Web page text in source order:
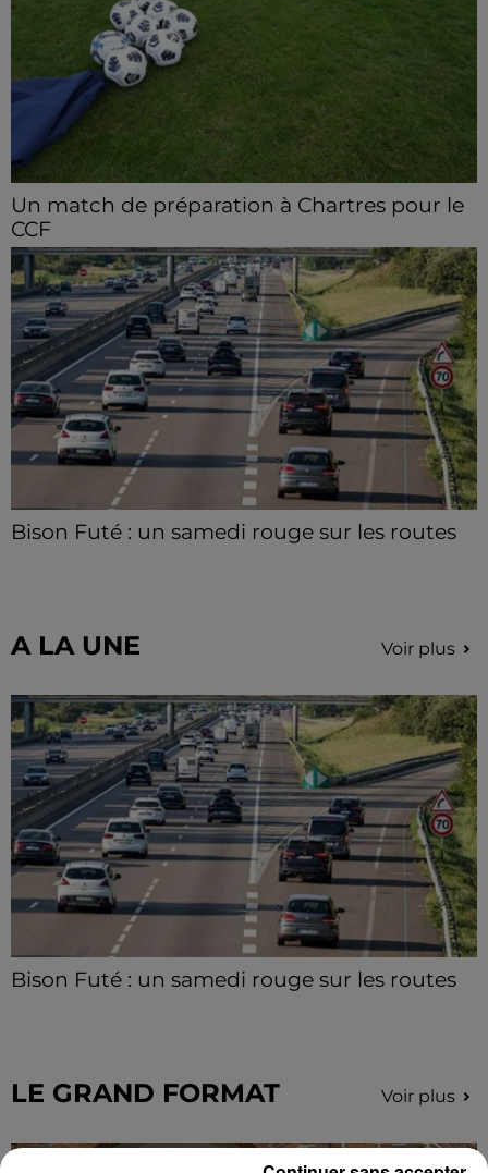
Un match de préparation à Chartres pour le
CCF
Le C'Chartres Football reçoit, samedi 8 août les U19
Nationaux de l’US Orléans.
Bison Futé : un samedi rouge sur les routes
A LA UNE Voir plus
Bison Futé : un samedi rouge sur les routes
LE GRAND FORMAT Voir plus